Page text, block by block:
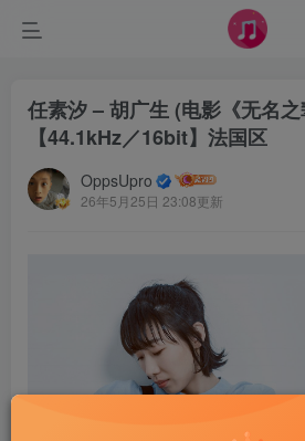
任素汐 – 胡广生 (电影《无名
【44.1kHz／16bit】法国区
OppsUpro
26年5月25日 23:08更新